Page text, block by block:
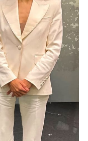
de las TCAE en